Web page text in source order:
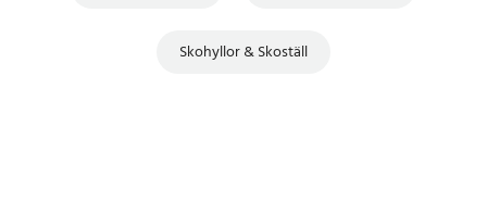
Skohyllor & Skoställ